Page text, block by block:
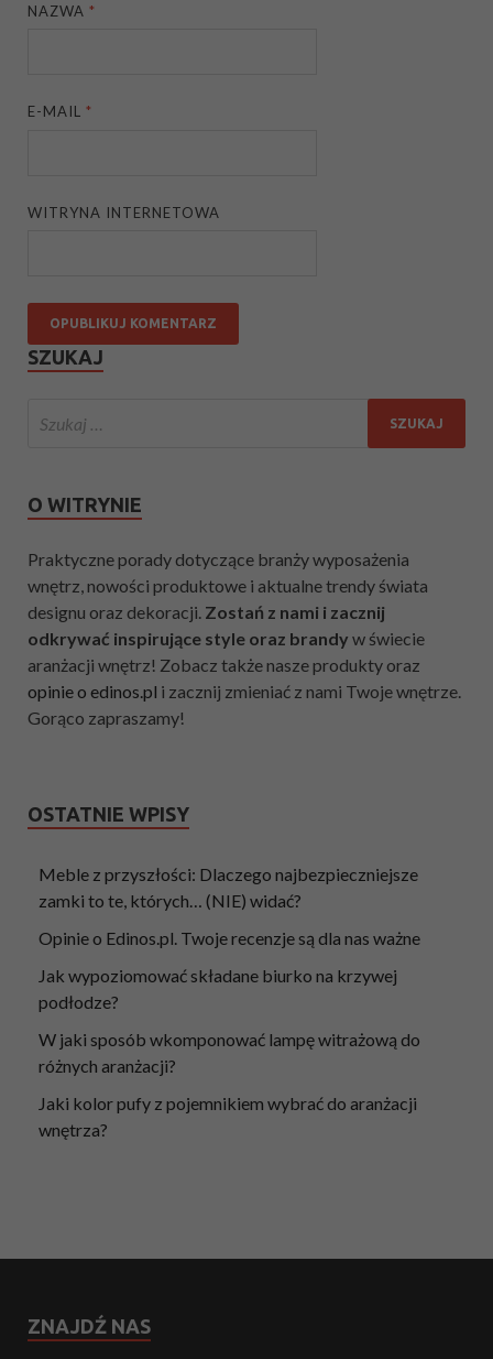
NAZWA*
E-MAIL*
WITRYNA INTERNETOWA
SZUKAJ
O WITRYNIE
Praktyczne porady dotyczące branży wyposażenia
wnętrz, nowości produktowe i aktualne trendy świata
designu oraz dekoracji. Zostań z nami i zacznij
odkrywać inspirujące style oraz brandy w świecie
aranżacji wnętrz! Zobacz także nasze produkty oraz
opinie o edinos.pl i zacznij zmieniać z nami Twoje wnętrze.
Gorąco zapraszamy!
OSTATNIE WPISY
Meble z przyszłości: Dlaczego najbezpieczniejsze
zamki to te, których… (NIE) widać?
Opinie o Edinos.pl. Twoje recenzje są dla nas ważne
Jak wypoziomować składane biurko na krzywej
podłodze?
W jaki sposób wkomponować lampę witrażową do
różnych aranżacji?
Jaki kolor pufy z pojemnikiem wybrać do aranżacji
wnętrza?
ZNAJDŹ NAS